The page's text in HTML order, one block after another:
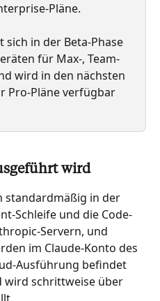
Pläne.
sich in der Beta-Phase
für Max-, Team-
wird in den nächsten
Pro-Pläne verfügbar
wird
standardmäßig in der
Schleife und die Code-
Servern, und
im Claude-Konto des
Ausführung befindet
wird schrittweise über